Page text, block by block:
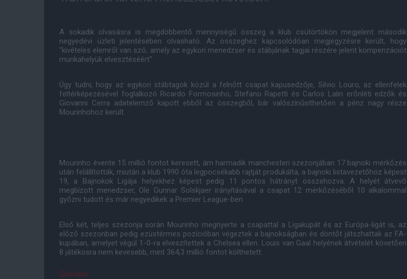
A sokadik olvasásra is megdöbbentő mennyiségű összeg a klub csütörtökön megjelent második
negyedévi üzleti jelentésében olvasható. Az összeghez kapcsolódóan megjegyzésre került, hogy
"kivételes elemről van szó, amely az egykori menedzser és stábjának tagjai részére jelent kompenzációt
munkahelyük elvesztéséért".
Úgy tudni, hogy az egykori stábtagok közül a felnőtt csapat kapusedzője, Silvio Louro, az ellenfelek
feltérképezésével foglalkozó Ricardo Formosinho, Stefano Rapetti és Carlos Lalin erőnléti edzők és
Giovanni Cerra adatelemző kapott ebből az összegből, bár valószínűsíthetően a pénz nagy része
Mourinhohoz került.
Mourinho évente 15 millió fontot keresett, ám harmadik manchesteri szezonjában 17 bajnoki mérkőzés
után felállították, miután a klub 1990 óta legpocsékabb rajtját produkálta, a bajnoki listavezetőhöz képest
19, a Bajnokok Ligája helyekhez képest pedig 11 pontos hátrányt összehozva. A helyét átvevő
megbízott menedzser, Ole Gunnar Solskjaer irányításával a csapat 12 mérkőzéséből 10 alkalommal
győzni tudott és már negyedikek a Premier League-ben.
Első két, teljes szezonja során Mourinho megnyerte a csapattal a Ligakupát és az Európa-ligát is, az
előző szezonban pedig ezüstérmes pozícióban végeztek a bajnokságban és döntőt játszhattak az FA-
kupában, amelyet végül 1-0-ra elveszítettek a Chelsea ellen. Louis van Gaal helyének átvételét követően
8 játékosra nem kevesebb, mint 364,3 millió fontot költhetett.
Guardian